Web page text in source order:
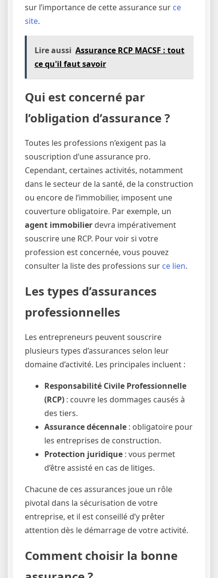
sur l’importance de cette assurance sur ce
site.
Lire aussi Assurance RCP MACSF : tout
ce qu'il faut savoir
Qui est concerné par
l’obligation d’assurance ?
Toutes les professions n’exigent pas la
souscription d’une assurance pro.
Cependant, certaines activités, notamment
dans le secteur de la santé, de la construction
ou encore de l’immobilier, imposent une
couverture obligatoire. Par exemple, un
agent immobilier devra impérativement
souscrire une RCP. Pour voir si votre
profession est concernée, vous pouvez
consulter la liste des professions sur ce lien.
Les types d’assurances
professionnelles
Les entrepreneurs peuvent souscrire
plusieurs types d’assurances selon leur
domaine d’activité. Les principales incluent :
Responsabilité Civile Professionnelle
(RCP) : couvre les dommages causés à
des tiers.
Assurance décennale : obligatoire pour
les entreprises de construction.
Protection juridique : vous permet
d’être assisté en cas de litiges.
Chacune de ces assurances joue un rôle
pivotal dans la sécurisation de votre
entreprise, et il est conseillé d’y prêter
attention dès le démarrage de votre activité.
Comment choisir la bonne